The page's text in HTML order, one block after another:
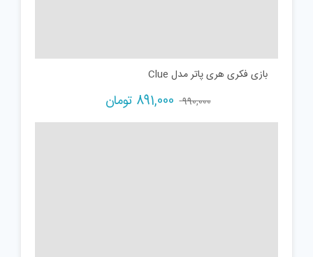
بازی فکری هری پاتر مدل Clue
990,000
Original
891,000 تومان